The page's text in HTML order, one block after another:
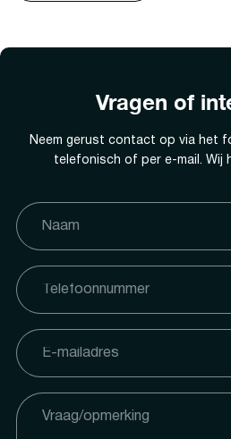
Vragen of
Neem gerust contact op via het
telefonisch of per e-mail. Wij